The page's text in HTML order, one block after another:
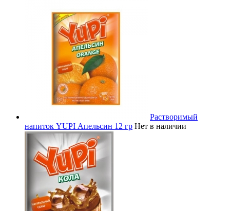
Растворимый
напиток YUPI Апельсин 12 гр Нет в наличии